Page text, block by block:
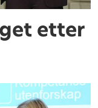
etter